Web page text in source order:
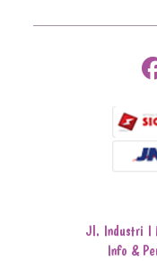
Jl. Industri I
Info &